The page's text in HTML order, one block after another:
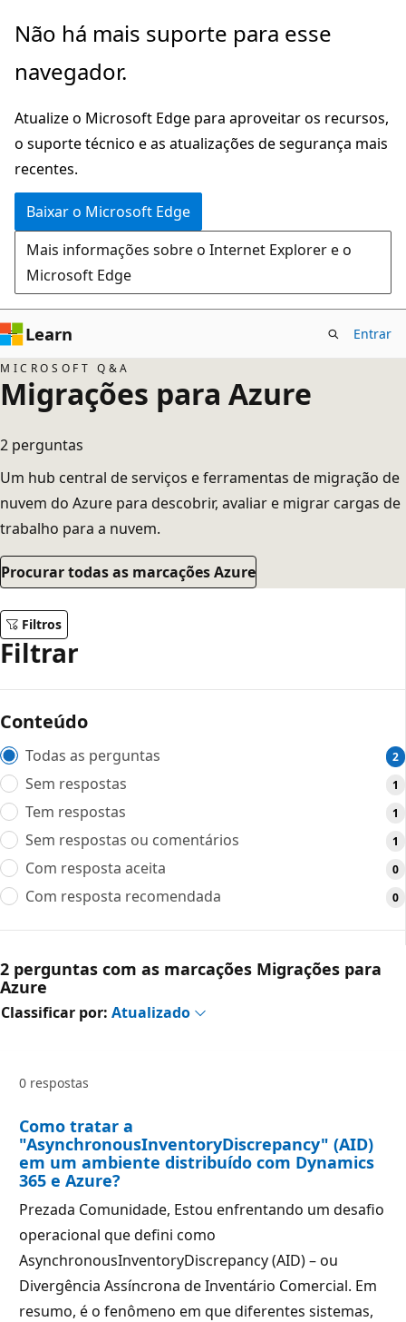
Pular
o
principal
Não há mais suporte para esse
navegador.
Atualize o Microsoft Edge para aproveitar os recursos,
o suporte técnico e as atualizações de segurança mais
recentes.
Baixar o Microsoft Edge
Mais informações sobre o Internet Explorer e o
Microsoft Edge
Learn Entrar
MICROSOFT Q&A
Migrações para Azure
2 perguntas
Um hub central de serviços e ferramentas de migração de
nuvem do Azure para descobrir, avaliar e migrar cargas de
trabalho para a nuvem.
Procurar todas as marcações Azure
Filtros
Filtrar
Conteúdo
Todas as perguntas 2
Sem respostas 1
Tem respostas 1
Sem respostas ou comentários 1
Com resposta aceita 0
Com resposta recomendada 0
2 perguntas com as marcações Migrações para
Azure
Classificar por: Atualizado
0 respostas
Como tratar a
"AsynchronousInventoryDiscrepancy" (AID)
em um ambiente distribuído com Dynamics
365 e Azure?
Prezada Comunidade, Estou enfrentando um desafio
operacional que defini como
AsynchronousInventoryDiscrepancy (AID) – ou
Divergência Assíncrona de Inventário Comercial. Em
resumo, é o fenômeno em que diferentes sistemas,